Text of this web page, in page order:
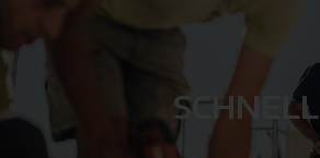
SCHNELL